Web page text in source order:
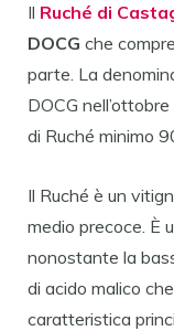
Il Ruché di
DOCG che
parte. La
DOCG
di Ruché minimo
Il Ruché è un
medio precoce. È
nonostante la
di acido malico
caratteristica